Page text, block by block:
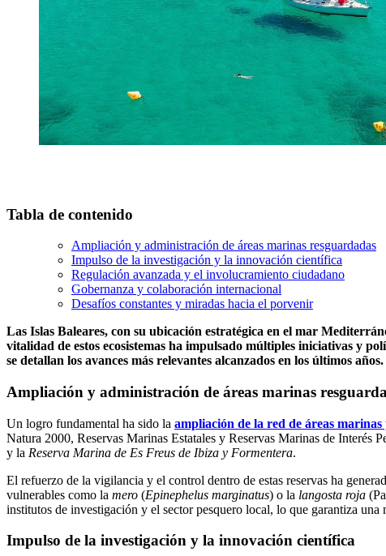
Tabla de contenido
Ampliación y administración de áreas marinas resguardadas
Impulso de la investigación y la innovación científica
Regulación avanzada y el involucramiento ciudadano
Gobernanza y colaboración internacional
Desafíos constantes y miradas hacia el porvenir
Las Islas Baleares, con su ubicación estratégica en el mar
vitalidad de estos ecosistemas ha impulsado múltiples iniciativas y
se detallan los avances más relevantes alcanzados en los últimos años.
Ampliación y administración de áreas marinas
Un logro fundamental ha sido la ampliación de la red de áreas marinas
Natura 2000, Reservas Marinas Estatales y Reservas Marinas de Interés
y la Reserva Marina de Es Freus de Ibiza y Formentera.
El refuerzo de la vigilancia y el control dentro de estas reservas ha
vulnerables como la mero (Epinephelus marginatus) o la langosta roja
institutos de investigación y el sector pesquero local, lo que garantiza una
Impulso de la investigación y la innovación científica